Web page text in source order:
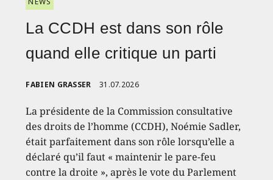
La CCDH est dans son rôle
quand elle critique un parti
FABIEN GRASSER 31.07.2026
La présidente de la Commission consultative
des droits de l’homme (CCDH), Noémie Sadler,
était parfaitement dans son rôle lorsqu’elle a
déclaré qu’il faut « maintenir le pare-feu
contre la droite », après le vote du Parlement